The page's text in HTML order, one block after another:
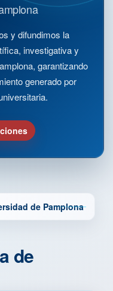
y difundimos la
investigativa y
garantizando
generado por
de Pamplona
de